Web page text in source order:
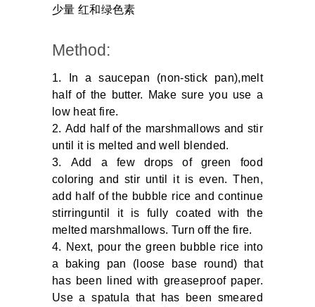
少量 红和绿色素
Method:
In a saucepan (non-stick pan),melt
half of the butter. Make sure you use a
low heat fire.
Add half of the marshmallows and stir
until it is melted and well blended.
Add a few drops of green food
coloring and stir until it is even. Then,
add half of the bubble rice and continue
stirringuntil it is fully coated with the
melted marshmallows. Turn off the fire.
Next, pour the green bubble rice into
a baking pan (loose base round) that
has been lined with greaseproof paper.
Use a spatula that has been smeared